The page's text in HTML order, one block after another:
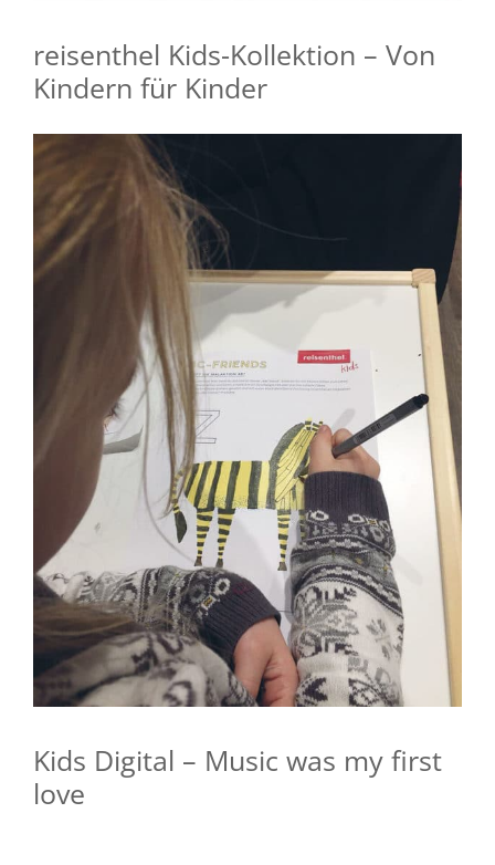
reisenthel Kids-Kollektion – Von
Kindern für Kinder
Kids Digital – Music was my first
love